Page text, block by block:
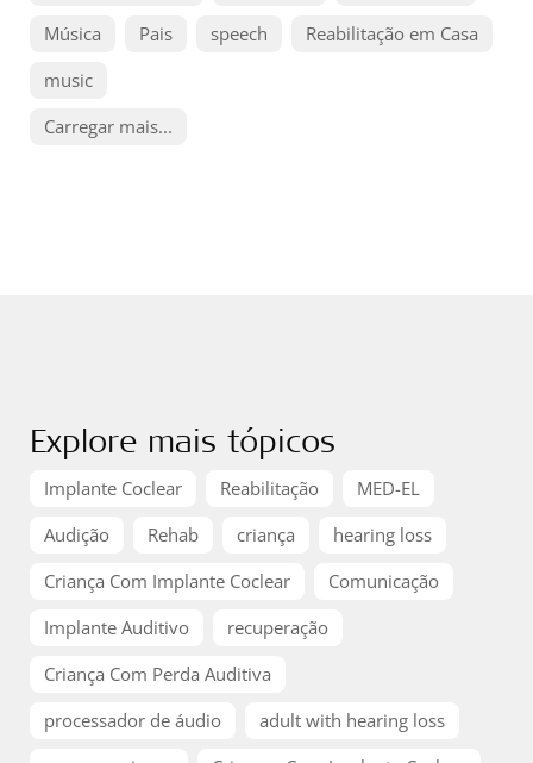
Música
Pais speech
Reabilitação em Casa
music
Carregar mais...
Explore mais tópicos
Implante Coclear Reabilitação
MED-EL
Audição
Rehab criança
hearing loss
Criança Com Implante Coclear
Comunicação
Implante Auditivo
recuperação
Criança Com Perda Auditiva
processador de áudio
adult with hearing loss